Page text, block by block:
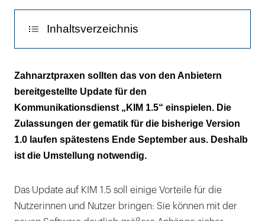
Inhaltsverzeichnis
Sicher versendet werden jetzt auch Befunde
aus bildgebenden Verfahren
Zahnarztpraxen sollten das von den Anbietern
bereitgestellte Update für den
Kommunikationsdienst „KIM 1.5“ einspielen. Die
Zulassungen der gematik für die bisherige Version
1.0 laufen spätestens Ende September aus. Deshalb
ist die Umstellung notwendig.
Das Update auf KIM 1.5 soll einige Vorteile für die
Nutzerinnen und Nutzer bringen: Sie können mit der